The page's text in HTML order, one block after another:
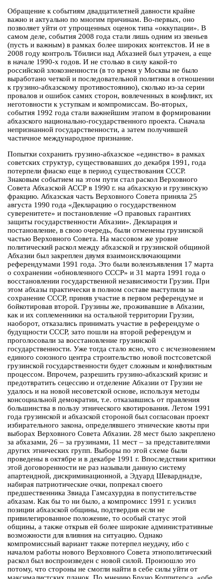
Обращение к событиям двадцатилетней давности крайне
важно и актуально по многим причинам. Во-первых, оно
позволяет уйти от упрощенных оценок типа «оккупации». В
самом деле, события 2008 года стали лишь одним из звеньев
(пусть и важным) в рамках более широких контекстов. И не в
2008 году контроль Тбилиси над Абхазией был утрачен, а еще
в начале 1990-х годов. И не столько в силу какой-то
российской злокозненности (в то время у Москвы не было
выработано четкой и последовательной политики в отношении
к грузино-абхазскому противостоянию), сколько из-за серии
провалов и ошибок самих сторон, вовлеченных в конфликт, их
неготовности к уступкам и компромиссам. Во-вторых,
события 1992 года стали важнейшим этапом в формировании
абхазского национально-государственного проекта. Сначала
непризнанной государственности, а затем получившей
частичное международное признание.
Попытки сохранить грузино-абхазское «единство» в рамках
советских структур, существовавших до декабря 1991, года
потерпели фиаско еще в период существования СССР.
Знаковым событием на этом пути стал раскол Верховного
Совета Абхазской АССР в 1990 г. на абхазскую и грузинскую
фракцию. Абхазская часть Верховного Совета приняла 25
августа 1990 года «Декларацию о государственном
суверенитете» и постановление «О правовых гарантиях
защиты государственности Абхазии». Декларация и
постановление, в свою очередь, были отменены грузинской
частью Верховного Совета. На массовом же уровне
политический раскол между абхазской и грузинской общиной
Абхазии был закреплен двумя взаимоисключающими
референдумами 1991 года. Это были волеизъявления 17 марта
о сохранении «обновленного СССР» и 31 марта 1991 года о
восстановлении государственной независимости Грузии. При
этом абхазы практически в полном составе выступили за
сохранение СССР, приняв участие в первом референдуме и
бойкотировав второй. Грузины же, проживавшие в Абхазии,
как и их соплеменники на остальной территории Грузии,
наоборот, отказались принимать участие в референдуме о
будущности СССР, зато пошли на второй референдум и
проголосовали за восстановление грузинской
государственности. Уже тогда стало ясно, что с исчезновением
единого союзного центра строительство новой постсоветской
грузинской государственности будет сложным и конфликтным
процессом. Впрочем, разрешить грузино-абхазский кризис и
предотвратить сецессию и отделение Абхазии от Грузии не
удалось и на новой несоветской основе, используя методы
консоциальной демократии, т.е. отказавшись от правления
большинства в пользу этнического квотирования. Летом 1991
года грузинской и абхазской стороной был согласован проект
избирательного закона, определявшего этнические квоты при
выборах Верховного Совета Абхазии. 28 мест было закреплено
за абхазами, 26 – за грузинами, 11 мест – за представителями
других этнических групп. Выборы по этой схеме были
проведены в октябре и в декабре 1991 г. Впоследствии критики
этой договоренности не раз называли данную систему
апартеидной, дискриминационной, а Эдуард Шеварднадзе,
набирая патриотические очки, попрекал своего
предшественника Звиада Гамсахурдиа в попустительстве
абхазам. Как бы то ни было, а компромисс 1991 г. усилил
позиции абхазской общины, подтвердив если не
привилегированное положение, то особый статус этой
общины, а также открыв ей более широкие административные
возможности для влияния на ситуацию. Однако
компромиссный вариант также потерпел неудачу, ибо с
началом работы нового Верховного Совета этнополитический
раскол был воспроизведен с новой силой. Произошло это
потому, что стороны не смогли найти в себе силы уйти от